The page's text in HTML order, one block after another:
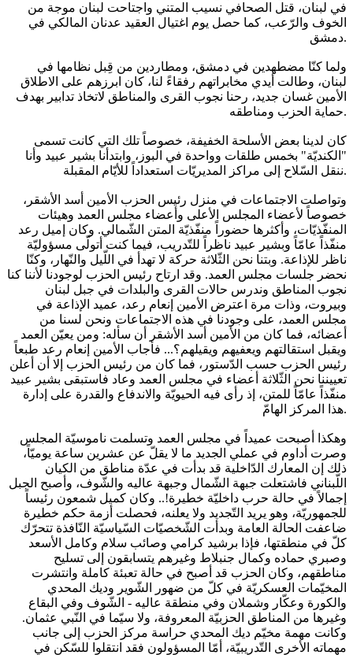
في لبنان، قتل الصحافي نسيب المتني واجتاحت لبنان موجة من
الخوف والرّعب، كما حصل يوم اغتيال العقيد عدنان المالكي في
دمشق.
ولما كنّا مضطهدين في دمشق، ومطاردين من قِبل نظامها في
لبنان، وطالت أيدي مخابراتهم رفقاءً لنا، كان ابرزهم على الاطلاق
الأمين غسان جديد، رحنا نجوب القرى والمناطق لاتخاذ تدابير بهدف
حماية الحزب ومناطقه.
كان لدينا بعض الأسلحة الخفيفة، خصوصاً تلك التي كانت تسمى
"الكنديّة" بخمس طلقات وواحدة في البوز، وابتدأنا بشير عبيد وأنا
ننقل السّلاح إلى مراكز المديريّات استعداداً للأيّام المقبلة.
وتواصلت الاجتماعات في منزل رئيس الحزب الأمين أسد الأشقر،
خصوصاً لأعضاء المجلس الأعلى وأعضاء مجلس العمد وهيئات
المنفّذيّات، وأكثرها حضوراً منفّذيّة المتن الشّمالي. وكان إميل رعد
منفّذاً عامّاً وبشير عبيد ناظراً للتّدريب، فيما كنت أتولّى مسؤوليّة
ناظر للإذاعة. وبتنا نحن الثّلاثة حركة لا تهدأ في اللّيل والنّهار، وكنّا
نحضر جلسات مجلس العمد. وقد ارتاح رئيس الحزب لوجودنا لأننا كنا
نجوب المناطق وندرس حالات القرى والبلدات في جبل لبنان
وبيروت، وذات مرة اعترض الأمين إنعام رعد، عميد الإذاعة في
مجلس العمد، على وجودنا في هذه الاجتماعات ونحن لسنا من
أعضائه، فما كان من الأمين أسد الأشقر أن سأله: ومن يعيّن العمد
ويقبل استقالتهم ويعفيهم ويقيلهم؟... فأجاب الأمين إنعام رعد طبعاً
رئيس الحزب حسب الدّستور، فما كان من رئيس الحزب إلا أن أعلن
تعييننا نحن الثّلاثة أعضاء في مجلس العمد وعاد فاستبقى بشير عبيد
منفّذاً عامّاً للمتن، إذ رأى فيه الحيويّة والاندفاع والقدرة على إدارة
هذا المركز الهامّ.
وهكذا أصبحت عميداً في مجلس العمد وتسلمت ناموسيّة المجلس
وصرت أداوم في عملي الجديد ما لا يقلّ عن عشرين ساعة يوميّاً،
ذلك إن المعارك الدّاخلية قد بدأت في عدّة مناطق من الكيان
اللّبناني فاشتعلت جبهة الشّمال وجبهة عاليه والشّوف، وأصبح الجبل
إجمالاً في حالة حرب داخليّة خطيرة!.. وكان كميل شمعون رئيساً
للجمهوريّة، وهو يريد التّجديد ولا يعلنه، فحصلت أزمة حكم خطيرة
ضاعفت الحالة العامة وبدأت الشّخصيّات السّياسيّة النّافذة تتحرّك
كلّ في منطقتها، فإذا برشيد كرامي وصائب سلام وكامل الأسعد
وصبري حماده وكمال جنبلاط وغيرهم يتسابقون إلى تسليح
مناطقهم، وكان الحزب قد أصبح في حالة تعبئة كاملة وانتشرت
المخيّمات العسكريّة في كلّ من ضهور الشّوير وديك المحدي
والكورة وعكّار وشملان وفي منطقة عاليه - الشّوف وفي البقاع
وغيرها من المناطق الحزبيّة المعروفة، ولا سيّما في النّبي عثمان.
وكانت مهمة مخيّم ديك المحدي حراسة مركز الحزب إلى جانب
مهماته الأخرى التّدريبيّة، أمّا المسؤولون فقد انتقلوا للسّكن في